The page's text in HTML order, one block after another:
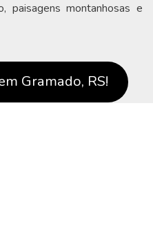
paisagens montanhosas e
Gramado, RS!